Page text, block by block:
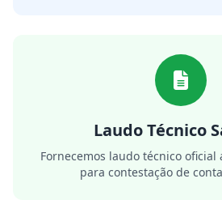
Laudo Técnico
Fornecemos laudo técnico oficial
para contestação de